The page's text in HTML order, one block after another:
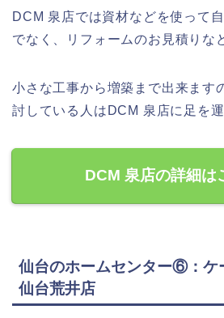
DCM 泉店では資材などを使って
でなく、リフォームのお見積りな
小さな工事から増築まで出来ます
討している人はDCM 泉店に足を
DCM 泉店の詳細は
仙台のホームセンター⑥：ケ
仙台荒井店